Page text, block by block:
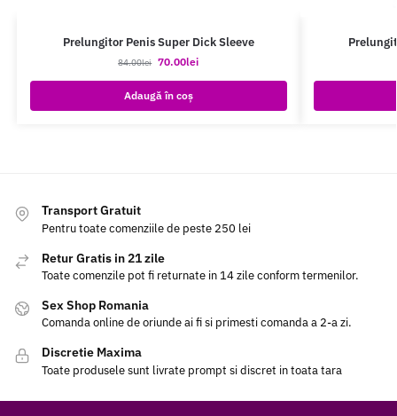
Prelungitor Penis Super Dick Sleeve
84.00lei 70.00lei
Adaugă în coș
Transport Gratuit
Pentru toate comenziile de peste 250 lei
Retur Gratis in 21 zile
Toate comenzile pot fi returnate in 14 zile conform termenilor.
Sex Shop Romania
Comanda online de oriunde ai fi si primesti comanda a 2-a zi.
Discretie Maxima
Toate produsele sunt livrate prompt si discret in toata tara